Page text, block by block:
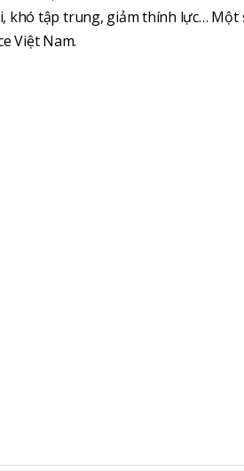
khó tập trung, giảm thính lực… Một
Việt Nam.